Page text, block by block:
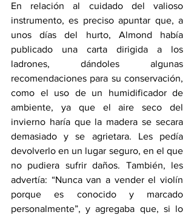
En relación al cuidado del valioso
instrumento, es preciso apuntar que, a
unos días del hurto, Almond había
publicado una carta dirigida a los
ladrones, dándoles algunas
recomendaciones para su conservación,
como el uso de un humidificador de
ambiente, ya que el aire seco del
invierno haría que la madera se secara
demasiado y se agrietara. Les pedía
devolverlo en un lugar seguro, en el que
no pudiera sufrir daños. También, les
advertía: “Nunca van a vender el violín
porque es conocido y marcado
personalmente”, y agregaba que, si lo